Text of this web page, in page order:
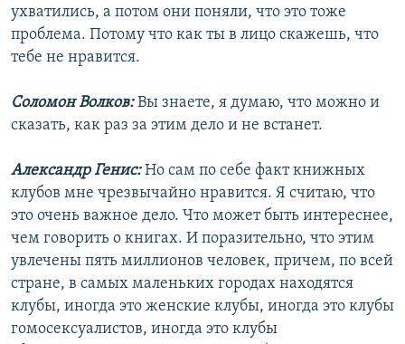
ухватились, а потом они поняли, что это тоже
проблема. Потому что как ты в лицо скажешь, что
тебе не нравится.
Соломон Волков:Вы знаете, я думаю, что можно и
сказать, как раз за этим дело и не встанет.
Александр Генис:Но сам по себе факт книжных
клубов мне чрезвычайно нравится. Я считаю, что
это очень важное дело. Что может быть интереснее,
чем говорить о книгах. И поразительно, что этим
увлечены пять миллионов человек, причем, по всей
стране, в самых маленьких городах находятся
клубы, иногда это женские клубы, иногда это клубы
гомосексуалистов, иногда это клубы